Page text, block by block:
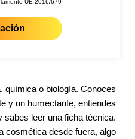
UE 2016/679
química o biología. Conoces
y un humectante, entiendes
leer una ficha técnica.
cosmética desde fuera, algo